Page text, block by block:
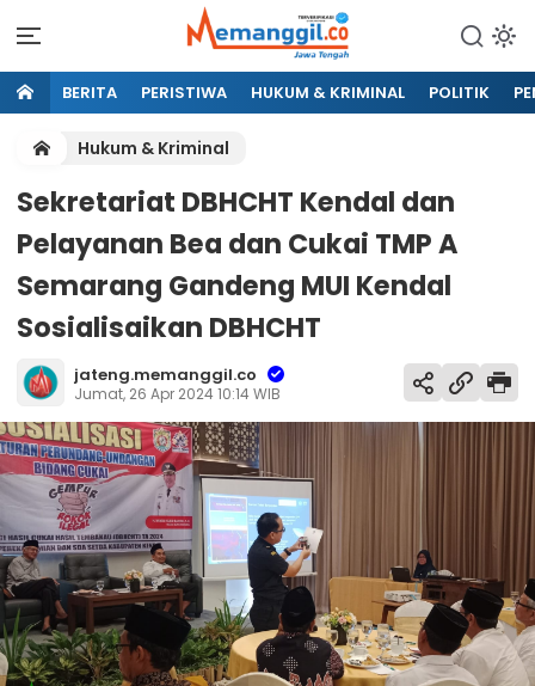
BERITA PERISTIWA HUKUM & KRIMINAL POLITIK
Hukum & Kriminal
Sekretariat DBHCHT Kendal dan
Pelayanan Bea dan Cukai TMP A
Semarang Gandeng MUI Kendal
Sosialisaikan DBHCHT
jateng.memanggil.co
Jumat, 26 Apr 2024 10:14 WIB